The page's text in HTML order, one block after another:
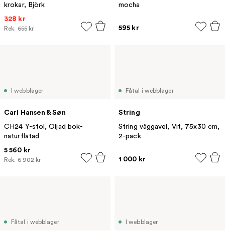
krokar, Björk
328 kr
Rek. 655 kr
mocha
595 kr
I webblager
Carl Hansen & Søn
CH24 Y-stol, Oljad bok-
naturflätad
5 560 kr
Rek. 6 902 kr
Fåtal i webblager
String
String väggavel, Vit, 75x30 cm,
2-pack
1 000 kr
Fåtal i webblager I webblager